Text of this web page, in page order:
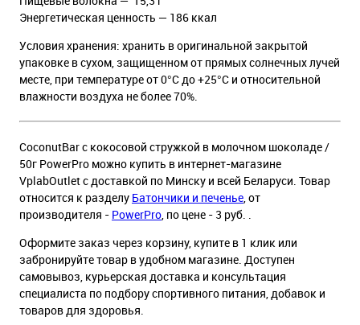
Энергетическая ценность — 186 ккал
Условия хранения: хранить в оригинальной закрытой
упаковке в сухом, защищенном от прямых солнечных лучей
месте, при температуре от 0°С до +25°С и относительной
влажности воздуха не более 70%.
CoconutBar с кокосовой стружкой в молочном шоколаде /
50г PowerPro можно купить в интернет-магазине
VplabOutlet с доставкой по Минску и всей Беларуси. Товар
относится к разделу Батончики и печенье, от
производителя - PowerPro, по цене - 3 руб. .
Оформите заказ через корзину, купите в 1 клик или
забронируйте товар в удобном магазине. Доступен
самовывоз, курьерская доставка и консультация
специалиста по подбору спортивного питания, добавок и
товаров для здоровья.